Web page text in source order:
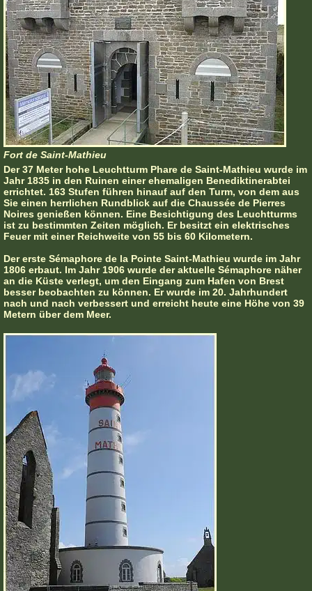
Fort de Saint-Mathieu
Der 37 Meter hohe Leuchtturm Phare de Saint-Mathieu wurde im
Jahr 1835 in den Ruinen einer ehemaligen Benediktinerabtei
errichtet. 163 Stufen führen hinauf auf den Turm, von dem aus
Sie einen herrlichen Rundblick auf die Chaussée de Pierres
Noires genießen können. Eine Besichtigung des Leuchtturms
ist zu bestimmten Zeiten möglich. Er besitzt ein elektrisches
Feuer mit einer Reichweite von 55 bis 60 Kilometern.
Der erste Sémaphore de la Pointe Saint-Mathieu wurde im Jahr
1806 erbaut. Im Jahr 1906 wurde der aktuelle Sémaphore näher
an die Küste verlegt, um den Eingang zum Hafen von Brest
besser beobachten zu können. Er wurde im 20. Jahrhundert
nach und nach verbessert und erreicht heute eine Höhe von 39
Metern über dem Meer.